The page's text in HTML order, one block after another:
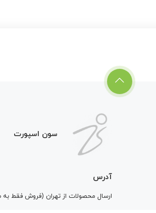
سون اسپورت
آدرس
ارسال محصولات از تهران (فروش فقط